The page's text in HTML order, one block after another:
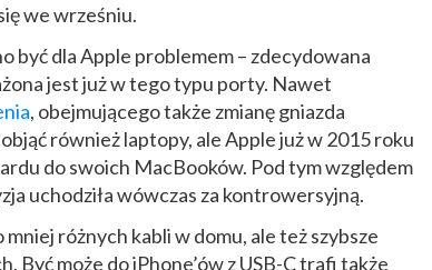
we wrześniu.
być dla Apple problemem – zdecydowana
jest już w tego typu porty. Nawet
, obejmującego także zmianę gniazda
również laptopy, ale Apple już w 2015 roku
do swoich MacBooków. Pod tym względem
uchodziła wówczas za kontrowersyjną.
różnych kabli w domu, ale też szybsze
Być może do iPhone’ów z USB-C trafi także